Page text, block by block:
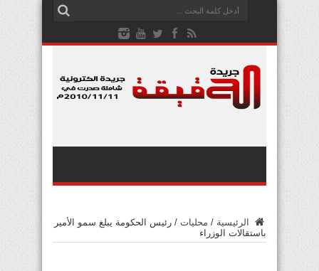
الرئيسية / محليات / رئيس الحكومة يبلغ سمو الأمير
باستقالات الوزراء